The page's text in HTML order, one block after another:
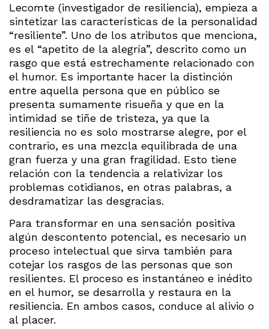
Lecomte (investigador de resiliencia), empieza a
sintetizar las características de la personalidad
“resiliente”. Uno de los atributos que menciona,
es el “apetito de la alegría”, descrito como un
rasgo que está estrechamente relacionado con
el humor. Es importante hacer la distinción
entre aquella persona que en público se
presenta sumamente risueña y que en la
intimidad se tiñe de tristeza, ya que la
resiliencia no es solo mostrarse alegre, por el
contrario, es una mezcla equilibrada de una
gran fuerza y una gran fragilidad. Esto tiene
relación con la tendencia a relativizar los
problemas cotidianos, en otras palabras, a
desdramatizar las desgracias.
Para transformar en una sensación positiva
algún descontento potencial, es necesario un
proceso intelectual que sirva también para
cotejar los rasgos de las personas que son
resilientes. El proceso es instantáneo e inédito
en el humor, se desarrolla y restaura en la
resiliencia. En ambos casos, conduce al alivio o
al placer.